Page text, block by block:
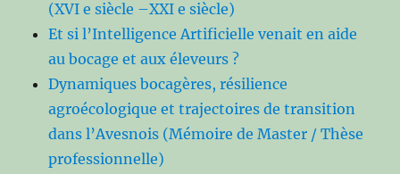
(XVI e siècle –XXI e siècle)
Et si l’Intelligence Artificielle venait en aide
au bocage et aux éleveurs ?
Dynamiques bocagères, résilience
agroécologique et trajectoires de transition
dans l’Avesnois (Mémoire de Master / Thèse
professionnelle)